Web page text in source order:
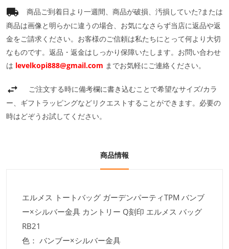
商品ご到着日より一週間、商品が破損、汚損していた?または
商品は画像と明らかに違うの場合、お気になさらず当店に返品や返
金をご請求ください。お客様のご信頼は私たちにとって何より大切
なものです。返品・返金はしっかり保障いたします。お問い合わせ
は levelkopi888@gmail.com までお気軽にご連絡ください。
ご注文する時に備考欄に書き込むことで希望なサイズ/カラ
ー、ギフトラッピングなどリクエストすることができます。必要の
時はどぞうお試してください。
商品情報
エルメス トートバッグ ガーデンパーティTPM バンブ
ー×シルバー金具 カントリー Q刻印 エルメス バッグ
RB21
色： バンブー×シルバー金具